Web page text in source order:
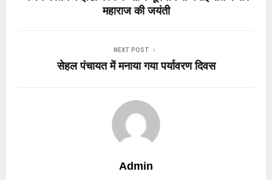
महाराज की जयंती
NEXT POST
सेहल पंचायत में मनाया गया पर्यावरण दिवस
Admin